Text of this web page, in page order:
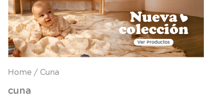
Cuna
cuna
TÉRMINOS MÁS BUSCADOS
1.
pijama
2.
calcetines
zapatillas